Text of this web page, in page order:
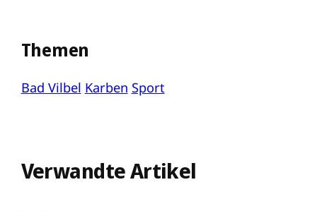
Themen
Bad Vilbel Karben Sport
Verwandte Artikel